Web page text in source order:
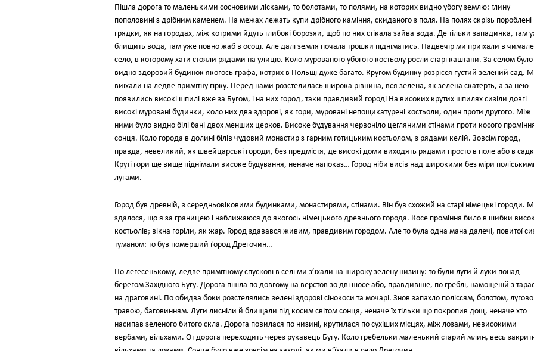
Пішла дорога то маленькими сосновими лісками, то болотами, то полями, на которих видно убогу землю: глину
пополовині з дрібним каменем. На межах лежать купи дрібного каміння, скиданого з поля. На полях скрізь пороблені
грядки, як на городах, між котрими йдуть глибокі борозяи, щоб по них стікала зайва вода. Де тільки западинка, там
блищить вода, там уже повно жаб в осоці. Але далі земля почала трошки підніматись. Надвечір ми приїхали в чимале
село, в которому хати стояли рядами на улицю. Коло мурованого убогого костьолу росли старі каштани. За селом було
видно здоровий будинок якогось графа, котрих в Польщі дуже багато. Кругом будинку розрісся густий зелений сад.
виїхали на ледве примітну гірку. Перед нами розстелилась широка рівнина, вся зелена, як зелена скатерть, а за нею
появились високі шпилі вже за Бугом, і на них город, таки правдивий городі На високих крутих шпилях сизіли довгі
високі муровані будинки, коло них два здорові, як гори, муровані непощикатурені костьоли, один проти другого. Між
ними було видно білі бані двох менших церков. Високе будування червоніло цегляними стінами проти косого
сонця. Коло города в долині білів чудовий монастир з гарним готицьким костьолом, з рядами келій. Зовсім город,
правда, невеликий, як швейцарські городи, без предмістя, де високі доми виходять рядами просто в поле або в
Круті гори ще вище піднімали високе будування, неначе напоказ… Город ніби висів над широкими без міри
лугами.
Город був древній, з середньовіковими будинками, монастирями, стінами. Він був схожий на старі німецькі городи.
здалося, що я за границею і наближаюся до якогось німецького древнього города. Косе проміння било в шибки
костьолів; вікна горіли, як жар. Город здавався живим, правдивим городом. Але то була одна мана далечі, повитої
туманом: то був померший ґород Дрегочин…
По легесенькому, ледве примітному спускові в селі ми з’їхали на широку зелену низину: то були луги й луки понад
берегом Західного Бугу. Дорога пішла по довгому на верстов зо дві шосе або, правдивіше, по греблі, намощеній з
на драговині. По обидва боки розстелялись зелені здорові сінокоси та мочарі. Знов запахло поліссям, болотом,
травою, баговинням. Луги лисніли й блищали під косим світом сонця, неначе їх тільки що покропив дощ, неначе хто
насипав зеленого битого скла. Дорога повилася по низині, крутилася по сухіших місцях, між лозами, невисокими
вербами, вільхами. От дорога переходить через рукавець Бугу. Коло гребельки маленький старий млин, весь